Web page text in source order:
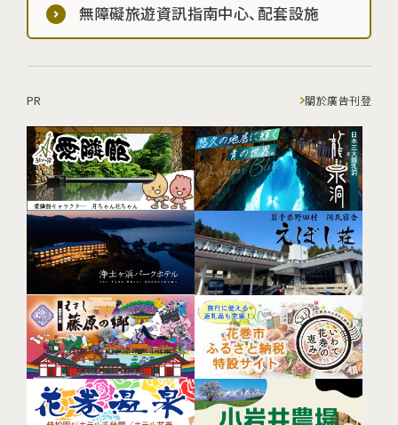
無障礙旅遊資訊指南中心、配套設施
PR 關於廣告刊登